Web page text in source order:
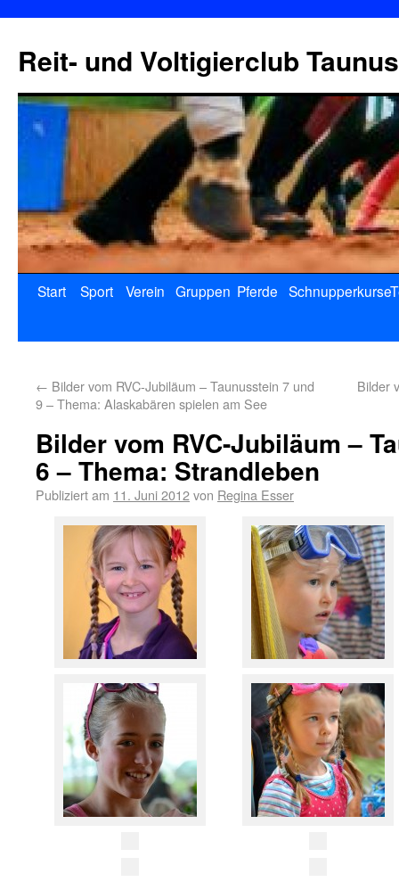
Reit- und Voltigierclub
Start Sport Verein Gruppen Pferde Schnupperkurse
← Bilder vom RVC-Jubiläum – Taunusstein 7 und
9 – Thema: Alaskabären spielen am See
Bilder
Bilder vom RVC-Jubiläum –
6 – Thema: Strandleben
Publiziert am 11. Juni 2012von Regina Esser